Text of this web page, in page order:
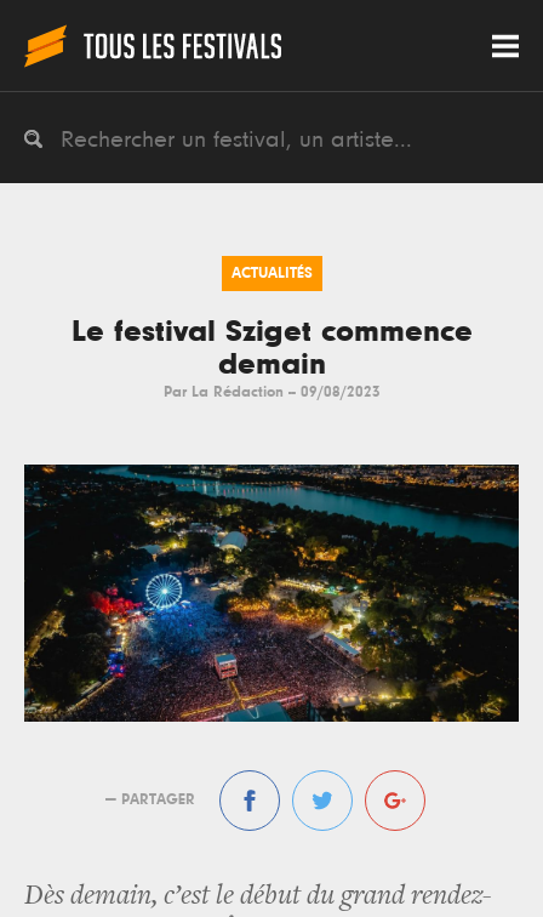
ACTUALITÉS
Le festival Sziget commence
demain
Par La Rédaction -- 09/08/2023
— PARTAGER
Dès demain, c’est le début du grand rendez-